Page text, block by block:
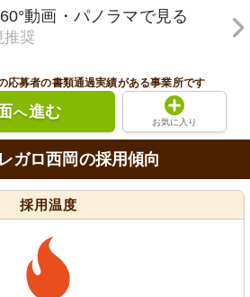
動画・パノラマで見る
推奨
応募者の書類通過実績がある事業所です
へ進む
お気に入り
ガロ西岡の採用傾向
採用温度